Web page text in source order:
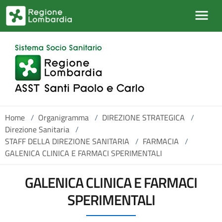
Salta al contenuto principale
Home / Organigramma / DIREZIONE STRATEGICA /
Direzione Sanitaria /
STAFF DELLA DIREZIONE SANITARIA / FARMACIA /
GALENICA CLINICA E FARMACI SPERIMENTALI
GALENICA CLINICA E FARMACI
SPERIMENTALI